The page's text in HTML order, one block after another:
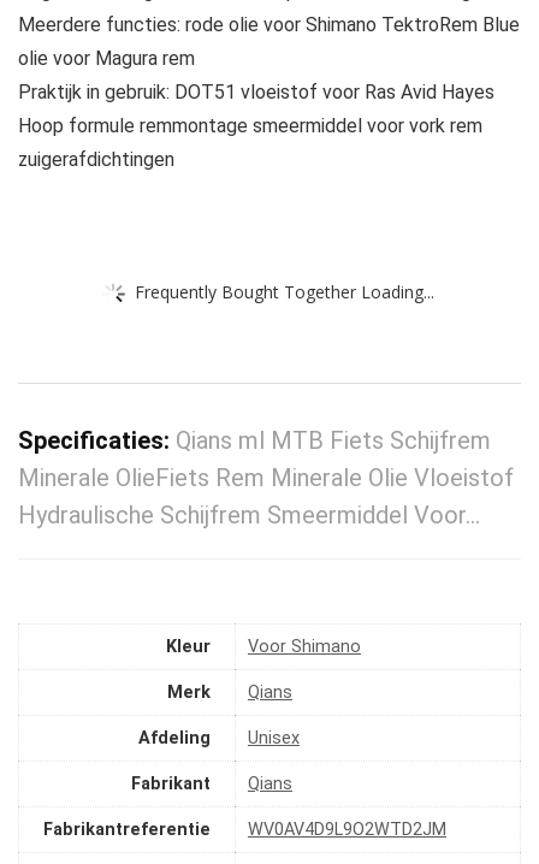
Meerdere functies: rode olie voor Shimano TektroRem Blue
olie voor Magura rem
Praktijk in gebruik: DOT51 vloeistof voor Ras Avid Hayes
Hoop formule remmontage smeermiddel voor vork rem
zuigerafdichtingen
Frequently Bought Together Loading...
Specificaties: Qians ml MTB Fiets Schijfrem
Minerale OlieFiets Rem Minerale Olie Vloeistof
Hydraulische Schijfrem Smeermiddel Voor…
Kleur ‎Voor Shimano
Merk ‎Qians
Afdeling ‎Unisex
Fabrikant ‎Qians
Fabrikantreferentie ‎WV0AV4D9L9O2WTD2JM